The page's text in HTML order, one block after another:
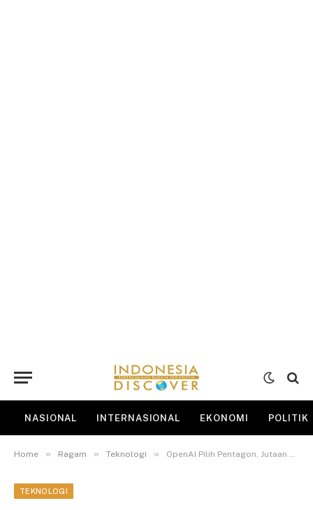
NASIONAL INTERNASIONAL EKONOMI POLITIK
Home » Ragam » Teknologi » OpenAI Pilih Pentagon, Jutaan Pengguna AS Beralih ke Claude
TEKNOLOGI